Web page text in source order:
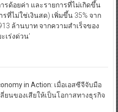
ล้านบาท จากความสำเร็จของ
เร่งด่วน’